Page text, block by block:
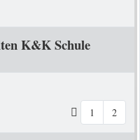
K&K Schule
1 2